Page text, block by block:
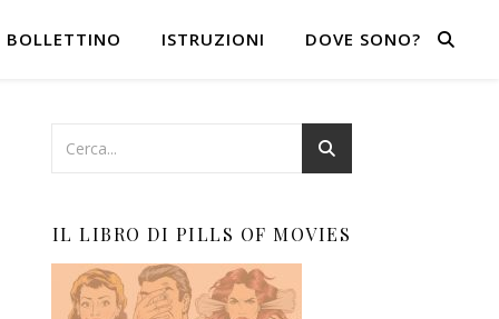
BOLLETTINO ISTRUZIONI DOVE SONO?
IL LIBRO DI PILLS OF MOVIES